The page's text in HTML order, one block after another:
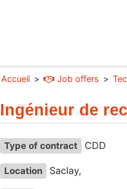
Accueil Job offers
Ingénieur de
Type of contract CDD
Location Saclay,